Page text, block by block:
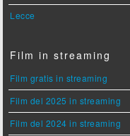
Lecce
Film in streaming
Film gratis in streaming
Film del 2025 in streaming
Film del 2024 in streaming